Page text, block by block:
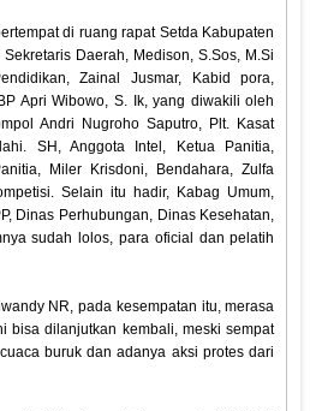
di ruang rapat Setda Kabupaten
Daerah, Medison, S.Sos, M.Si
Zainal Jusmar, Kabid pora,
Apri Wibowo, S. Ik, yang diwakili oleh
Andri Nugroho Saputro, Plt. Kasat
SH, Anggota Intel, Ketua Panitia,
Miler Krisdoni, Bendahara, Zulfa
Selain itu hadir, Kabag Umum,
Dinas Perhubungan, Dinas Kesehatan,
sudah lolos, para oficial dan pelatih
NR, pada kesempatan itu, merasa
bisa dilanjutkan kembali, meski sempat
buruk dan adanya aksi protes dari